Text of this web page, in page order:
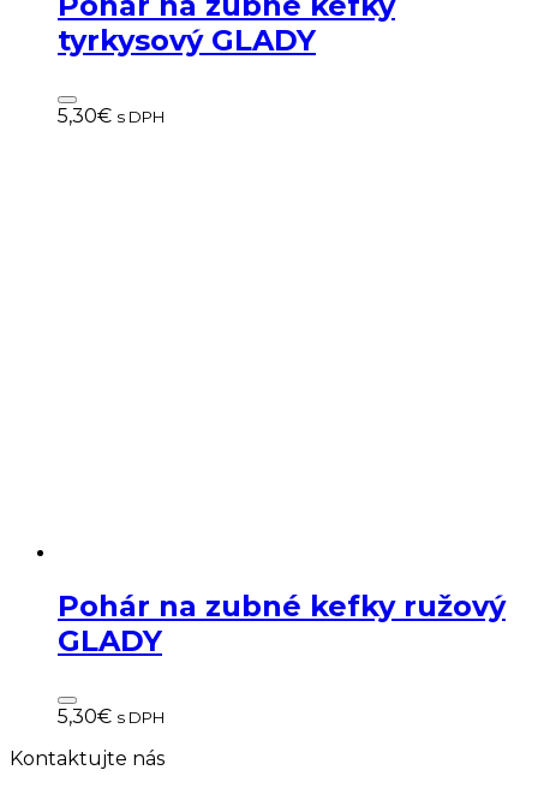
tyrkysový GLADY
5,30€ s DPH
Pohár na zubné kefky ružový
GLADY
5,30€ s DPH
Kontaktujte nás